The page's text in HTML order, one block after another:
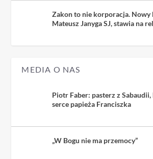
Zakon to nie korporacja. Nowy
Mateusz Janyga SJ, stawia na
MEDIA O NAS
Piotr Faber: pasterz z
serce papieża Franciszka
„W Bogu nie ma przemocy”